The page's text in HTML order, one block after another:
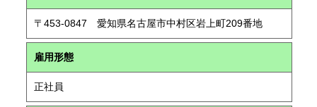
〒453-0847 愛知県名古屋市中村区岩上町209番地
雇用形態
正社員